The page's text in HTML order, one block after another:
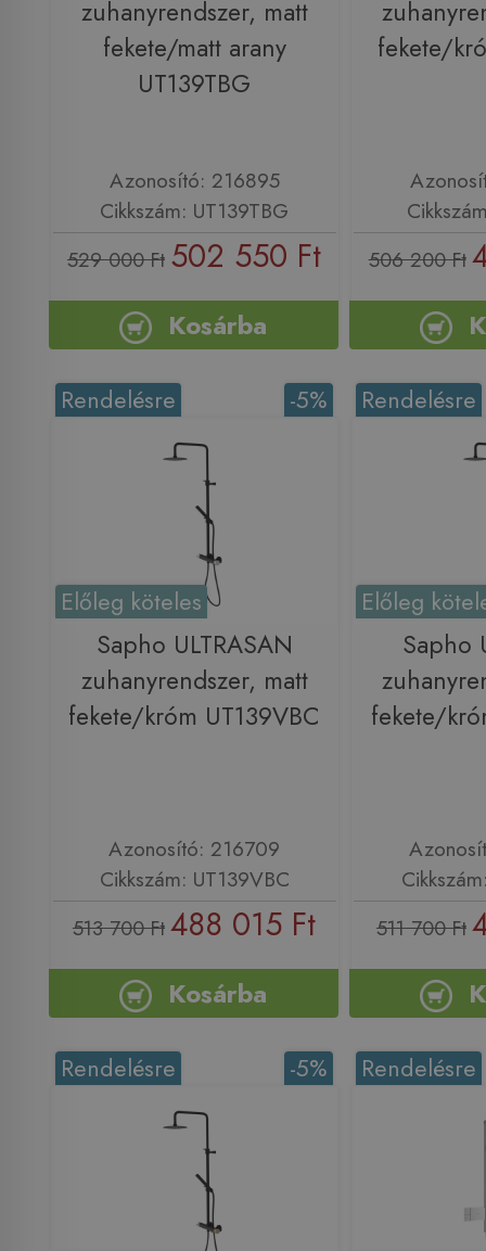
zuhanyrendszer, matt
fekete/matt arany
UT139TBG
Azonosító: 216895
Cikkszám: UT139TBG
529 000 Ft 502 550 Ft
Kosárba
fekete/
506 200 Ft
-5%
Rendelésre
Előleg köteles
Sapho ULTRASAN
zuhanyrendszer, matt
fekete/króm UT139VBC
Azonosító: 216709
Cikkszám: UT139VBC
513 700 Ft488 015 Ft
Kosárba
Rendelésre
Előleg
Sapho
fekete/
511 700 Ft
-5%
Rendelésre Rendelésre